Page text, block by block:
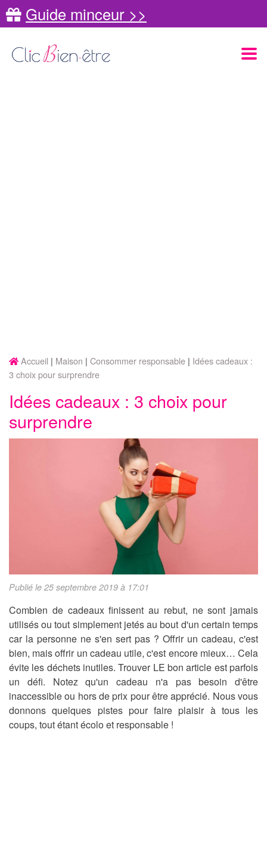
Guide minceur >>
Accueil Maison Consommer responsable
Idées cadeaux :
3 choix pour surprendre
Idées cadeaux : 3 choix pour
surprendre
Publié le 25 septembre 2019 à 17:01
Combien de cadeaux finissent au rebut, ne sont jamais
utilisés ou tout simplement jetés au bout d'un certain temps
car la personne ne s'en sert pas ? Offrir un cadeau, c'est
bien, mais offrir un cadeau utile, c'est encore mieux… Cela
évite les déchets inutiles. Trouver LE bon article est parfois
un défi. Notez qu'un cadeau n'a pas besoin d'être
inaccessible ou hors de prix pour être apprécié. Nous vous
donnons quelques pistes pour faire plaisir à tous les
coups, tout étant écolo et responsable !